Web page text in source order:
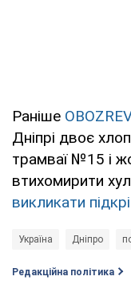
Раніше
Дніпрі двоє
трамваї №15 і
втихомирити
викликати
Україна Дніпро
Редакційна політика